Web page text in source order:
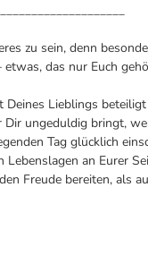
zu sein, denn
das nur Euch
Lieblings
Dir ungeduldig bringt,
Tag glücklich
Lebenslagen an Eurer
Freude bereiten, als